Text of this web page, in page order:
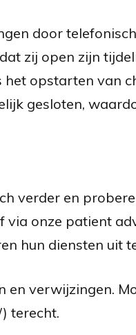
door
zij open zijn
opstarten van
gesloten,
verder en
onze patient
hun diensten uit
verwijzingen.
terecht.